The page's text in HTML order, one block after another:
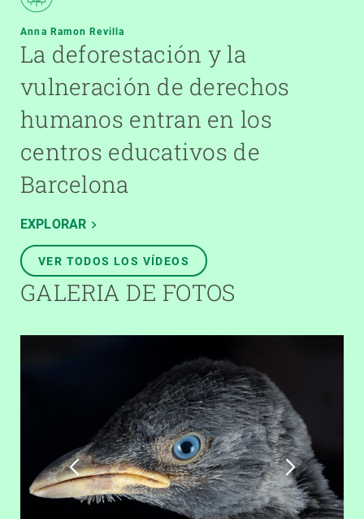
Anna Ramon Revilla
La deforestación y la
vulneración de derechos
humanos entran en los
centros educativos de
Barcelona
EXPLORAR
VER TODOS LOS VÍDEOS
GALERIA DE FOTOS